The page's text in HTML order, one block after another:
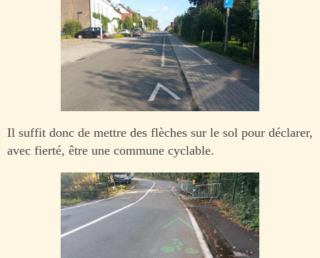
Il suffit donc de mettre des flèches sur le sol pour déclarer,
avec fierté, être une commune cyclable.